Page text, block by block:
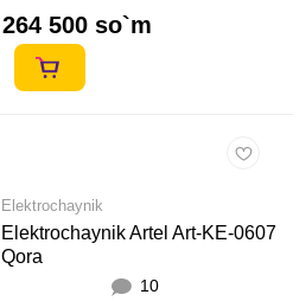
264 500 so`m
Elektrochaynik
Elektrochaynik Artel Art-KE-0607
Qora
10